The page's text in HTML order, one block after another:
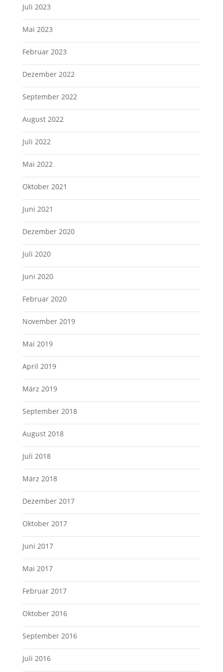
Juli 2023
Mai 2023
Februar 2023
Dezember 2022
September 2022
August 2022
Juli 2022
Mai 2022
Oktober 2021
Juni 2021
Dezember 2020
Juli 2020
Juni 2020
Februar 2020
November 2019
Mai 2019
April 2019
März 2019
September 2018
August 2018
Juli 2018
März 2018
Dezember 2017
Oktober 2017
Juni 2017
Mai 2017
Februar 2017
Oktober 2016
September 2016
Juli 2016